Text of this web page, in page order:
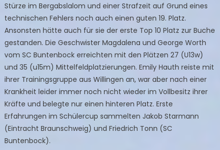
Stürze im Bergabslalom und einer Strafzeit auf Grund eines
technischen Fehlers noch auch einen guten 19. Platz.
Ansonsten hätte auch für sie der erste Top 10 Platz zur Buche
gestanden. Die Geschwister Magdalena und George Worth
vom SC Buntenbock erreichten mit den Plätzen 27 (U13w)
und 35 (u15m) Mittelfeldplatzierungen. Emily Hauth reiste mit
ihrer Trainingsgruppe aus Willingen an, war aber nach einer
Krankheit leider immer noch nicht wieder im Vollbesitz ihrer
Kräfte und belegte nur einen hinteren Platz. Erste
Erfahrungen im Schülercup sammelten Jakob Starmann
(Eintracht Braunschweig) und Friedrich Tonn (SC
Buntenbock).